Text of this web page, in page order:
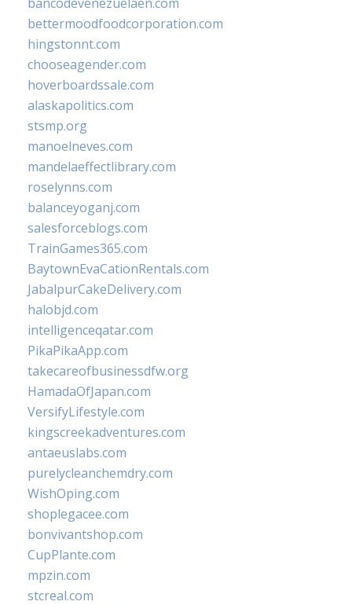
bettermoodfoodcorporation.com
hingstonnt.com
chooseagender.com
hoverboardssale.com
alaskapolitics.com
stsmp.org
manoelneves.com
mandelaeffectlibrary.com
roselynns.com
balanceyoganj.com
salesforceblogs.com
TrainGames365.com
BaytownEvaCationRentals.com
JabalpurCakeDelivery.com
halobjd.com
intelligenceqatar.com
PikaPikaApp.com
takecareofbusinessdfw.org
HamadaOfJapan.com
VersifyLifestyle.com
kingscreekadventures.com
antaeuslabs.com
purelycleanchemdry.com
WishOping.com
shoplegacee.com
bonvivantshop.com
CupPlante.com
mpzin.com
stcreal.com